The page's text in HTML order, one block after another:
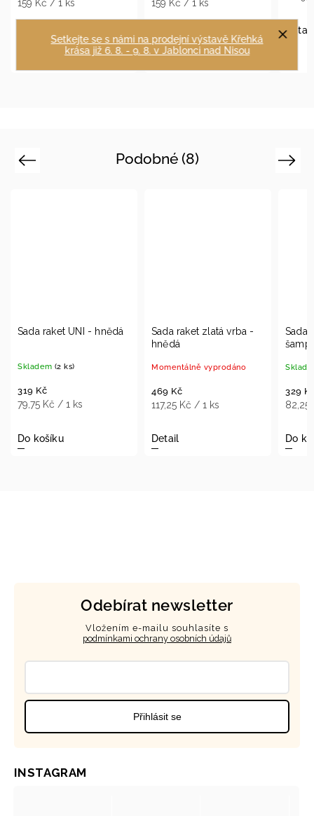
Setkejte se s námi na prodejní výstavě Křehká
krása již 6. 8. - 9. 8. v Jablonci nad Nisou
159 Kč / 1 ks 159 Kč / 1 ks
Do košíku
Detail
Podobné (8)
Previous
Sada raket UNI - hnědá
Skladem (2 ks)
319 Kč
79,75 Kč / 1 ks
Do košíku
Sada raket zlatá vrba -
hnědá
Momentálně vyprodáno
469 Kč
117,25 Kč / 1 ks
Detail
Sada
329
82,25
Do
Next
Odebírat newsletter
Vložením e-mailu souhlasíte s
podmínkami ochrany osobních údajů
Přihlásit se
INSTAGRAM